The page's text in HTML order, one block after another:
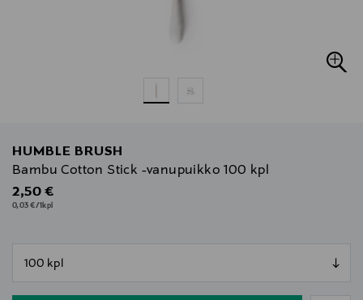
HUMBLE BRUSH
Bambu Cotton Stick -vanupuikko 100 kpl
Original Price
2,50 €
0,03 €/1kpl
null
null